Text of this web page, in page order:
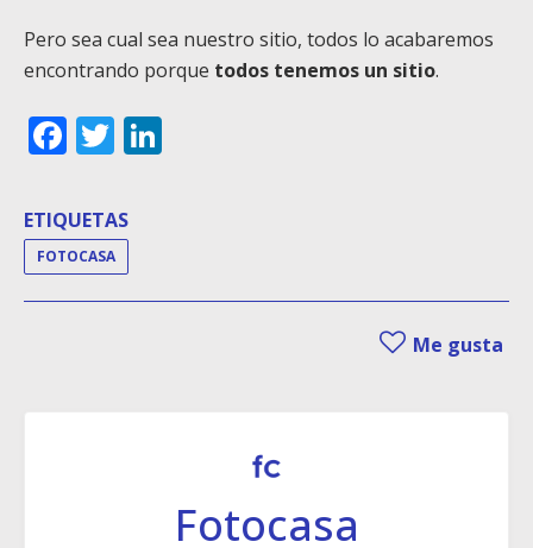
Pero sea cual sea nuestro sitio, todos lo acabaremos
encontrando porque todos tenemos un sitio.
Facebook
Twitter
ETIQUETAS
FOTOCASA
Me gusta
Fotocasa